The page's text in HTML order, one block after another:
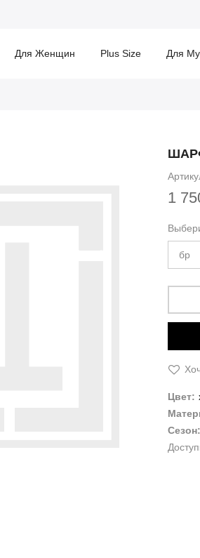
Для Женщин Plus Size Для
1
Цвет:
Сезон: